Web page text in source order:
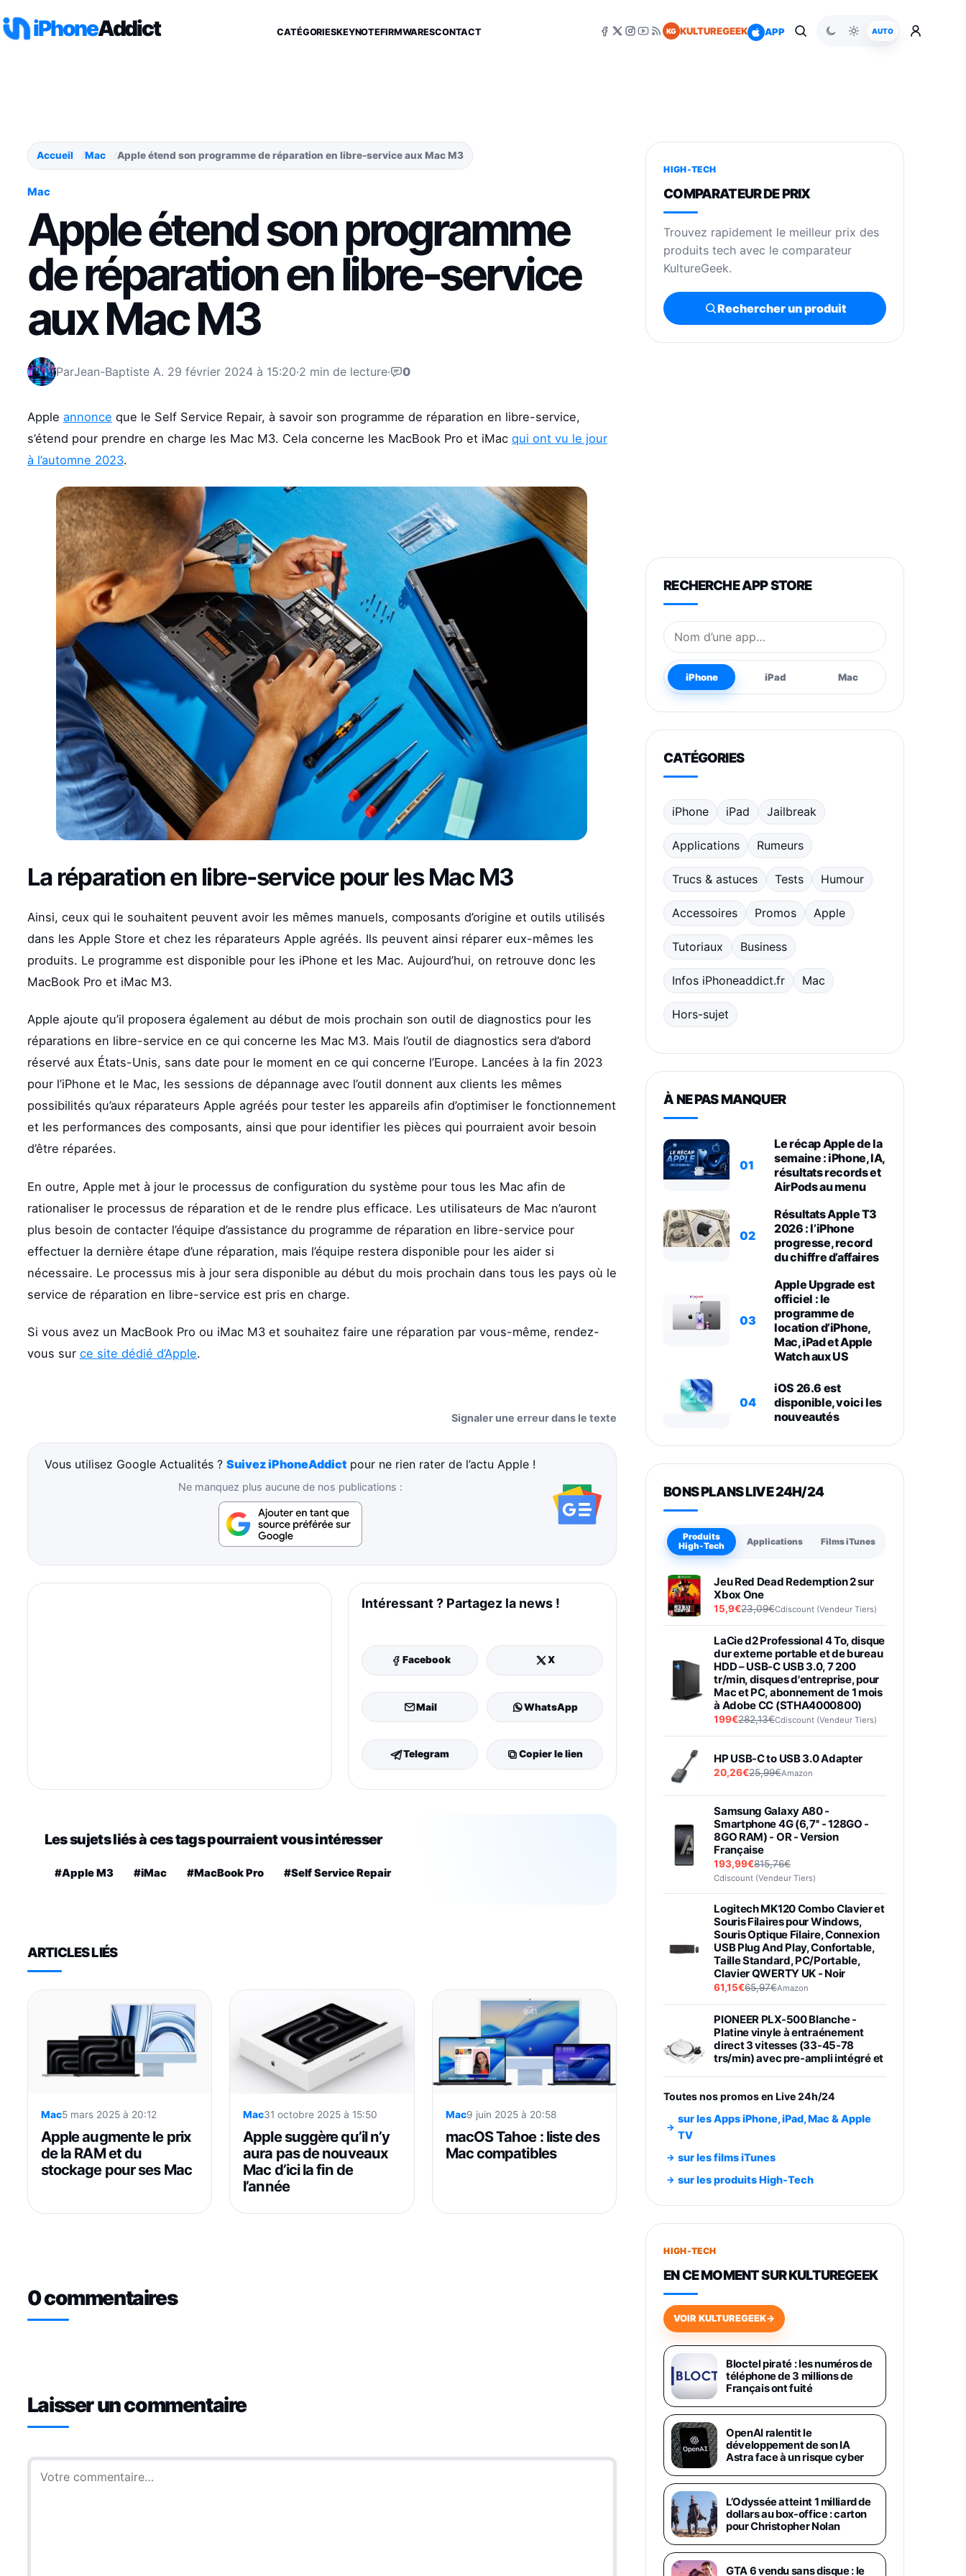
iPhoneAddict CATÉGORIESKEYNOTEFIRMWARESCONTACT KG KULTUREGEEK APP AUTO
Accueil Mac Apple étend son programme de réparation en libre-service aux Mac M3
Mac
Apple étend son programme
de réparation en libre-service
aux Mac M3
ParJean-Baptiste A. 29 février 2024 à 15:20·2 min de lecture· 0
Apple annonce que le Self Service Repair, à savoir son programme de réparation en libre-service,
s’étend pour prendre en charge les Mac M3. Cela concerne les MacBook Pro et iMac qui ont vu le jour
à l’automne 2023.
La réparation en libre-service pour les Mac M3
Ainsi, ceux qui le souhaitent peuvent avoir les mêmes manuels, composants d’origine et outils utilisés
dans les Apple Store et chez les réparateurs Apple agréés. Ils peuvent ainsi réparer eux-mêmes les
produits. Le programme est disponible pour les iPhone et les Mac. Aujourd’hui, on retrouve donc les
MacBook Pro et iMac M3.
Apple ajoute qu’il proposera également au début de mois prochain son outil de diagnostics pour les
réparations en libre-service en ce qui concerne les Mac M3. Mais l’outil de diagnostics sera d’abord
réservé aux États-Unis, sans date pour le moment en ce qui concerne l’Europe. Lancées à la fin 2023
pour l’iPhone et le Mac, les sessions de dépannage avec l’outil donnent aux clients les mêmes
possibilités qu’aux réparateurs Apple agréés pour tester les appareils afin d’optimiser le fonctionnement
et les performances des composants, ainsi que pour identifier les pièces qui pourraient avoir besoin
d’être réparées.
En outre, Apple met à jour le processus de configuration du système pour tous les Mac afin de
rationaliser le processus de réparation et de le rendre plus efficace. Les utilisateurs de Mac n’auront
plus besoin de contacter l’équipe d’assistance du programme de réparation en libre-service pour
effectuer la dernière étape d’une réparation, mais l’équipe restera disponible pour les aider si
nécessaire. Le processus mis à jour sera disponible au début du mois prochain dans tous les pays où le
service de réparation en libre-service est pris en charge.
Si vous avez un MacBook Pro ou iMac M3 et souhaitez faire une réparation par vous-même, rendez-
vous sur ce site dédié d’Apple.
Signaler une erreur dans le texte
Vous utilisez Google Actualités ?Suivez iPhoneAddict pour ne rien rater de l’actu Apple !
Ne manquez plus aucune de nos publications :
Intéressant ? Partagez la news !
Facebook X
Mail WhatsApp
Telegram Copier le lien
Les sujets liés à ces tags pourraient vous intéresser
#Apple M3 #iMac #MacBook Pro #Self Service Repair
ARTICLES LIÉS
Mac5 mars 2025 à 20:12
Apple augmente le prix
de la RAM et du
stockage pour ses Mac
Mac31 octobre 2025 à 15:50
Apple suggère qu’il n’y
aura pas de nouveaux
Mac d’ici la fin de
l’année
Mac9 juin 2025 à 20:58
macOS Tahoe : liste des
Mac compatibles
0 commentaires
Laisser un commentaire
Commentaire
HIGH-TECH
COMPARATEUR DE PRIX
Trouvez rapidement le meilleur prix des
produits tech avec le comparateur
KultureGeek.
Rechercher un produit
RECHERCHE APP STORE
Nom de l’application
iPhone iPad Mac
CATÉGORIES
iPhone iPad Jailbreak
Applications Rumeurs
Trucs & astuces Tests Humour
Accessoires Promos Apple
Tutoriaux Business
Infos iPhoneaddict.fr Mac
Hors-sujet
À NE PAS MANQUER
01
Le récap Apple de la
semaine : iPhone, IA,
résultats records et
AirPods au menu
02
Résultats Apple T3
2026 : l’iPhone
progresse, record
du chiffre d’affaires
03
Apple Upgrade est
officiel : le
programme de
location d’iPhone,
Mac, iPad et Apple
Watch aux US
04
iOS 26.6 est
disponible, voici les
nouveautés
BONS PLANS LIVE 24H/24
Produits
High-Tech
Applications Films iTunes
Jeu Red Dead Redemption 2 sur
Xbox One
15,9€23,09€Cdiscount (Vendeur Tiers)
LaCie d2 Professional 4 To, disque
dur externe portable et de bureau
HDD – USB-C USB 3.0, 7 200
tr/min, disques d'entreprise, pour
Mac et PC, abonnement de 1 mois
à Adobe CC (STHA4000800)
199€282,13€Cdiscount (Vendeur Tiers)
HP USB-C to USB 3.0 Adapter
20,26€25,99€Amazon
Samsung Galaxy A80 -
Smartphone 4G (6,7'' - 128GO -
8GO RAM) - OR - Version
Française
193,99€815,76€
Cdiscount (Vendeur Tiers)
Logitech MK120 Combo Clavier et
Souris Filaires pour Windows,
Souris Optique Filaire, Connexion
USB Plug And Play, Confortable,
Taille Standard, PC/Portable,
Clavier QWERTY UK - Noir
61,15€65,97€Amazon
PIONEER PLX-500 Blanche -
Platine vinyle à entraénement
direct 3 vitesses (33-45-78
trs/min) avec pre-ampli intégré et
Smartphone SAMSUNG Galaxy
Smartphone SAMSUNG Galaxy
S26+ Violet 256Go
749,99€1240,43€Fnac (Vendeur Tiers)
648,63€
Smartphone Android 5G avec
Galaxy AI, 512 Go, Chargeur
Secteur Rapide 25W Inclus,
Smartphone déverrouillé, Noir,
Version FR
1019€1399€Fnac (Vendeur Tiers)
Galaxy S26 Ultra 512 Go Bleu
1019€ 1399€Fnac (Vendeur Tiers)
Galaxy S26 Ultra 256 Go Violet
892€1199€
Philips SHK2000BL - Casque
Enfant - Bleu & Répartiteur Audio
5 Casques, Blanc
24,94€ 29,96€Fnac (Vendeur Tiers)
Toutes nos promos en Live 24h/24
sur les Apps iPhone, iPad, Mac & Apple
TV
sur les films iTunes
sur les produits High-Tech
HIGH-TECH
EN CE MOMENT SUR KULTUREGEEK
VOIR KULTUREGEEK→
Bloctel piraté : les numéros de
téléphone de 3 millions de
Français ont fuité
OpenAI ralentit le
développement de son IA
Astra face à un risque cyber
L’Odyssée atteint 1 milliard de
dollars au box-office : carton
pour Christopher Nolan
GTA 6 vendu sans disque : le